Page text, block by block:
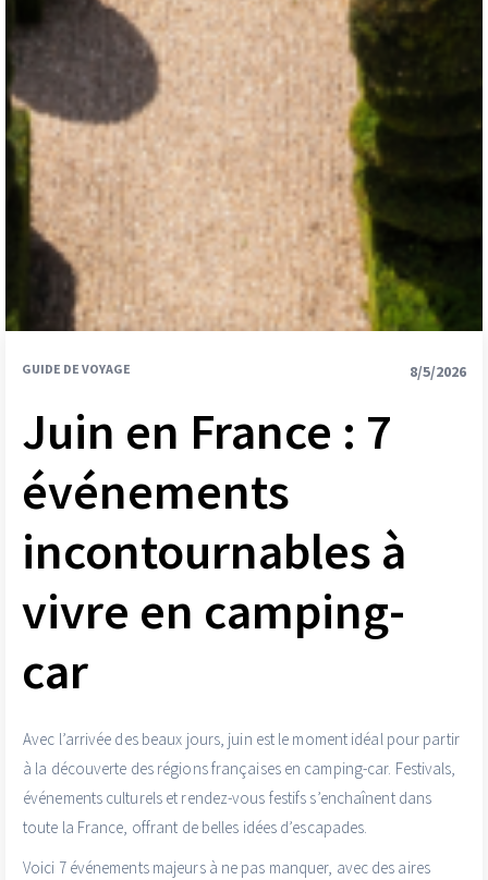
GUIDE DE VOYAGE 8/5/2026
Juin en France : 7
événements
incontournables à
vivre en camping-
car
Avec l’arrivée des beaux jours, juin est le moment idéal pour partir
à la découverte des régions françaises en camping-car. Festivals,
événements culturels et rendez-vous festifs s’enchaînent dans
toute la France, offrant de belles idées d’escapades.
Voici 7 événements majeurs à ne pas manquer, avec des aires